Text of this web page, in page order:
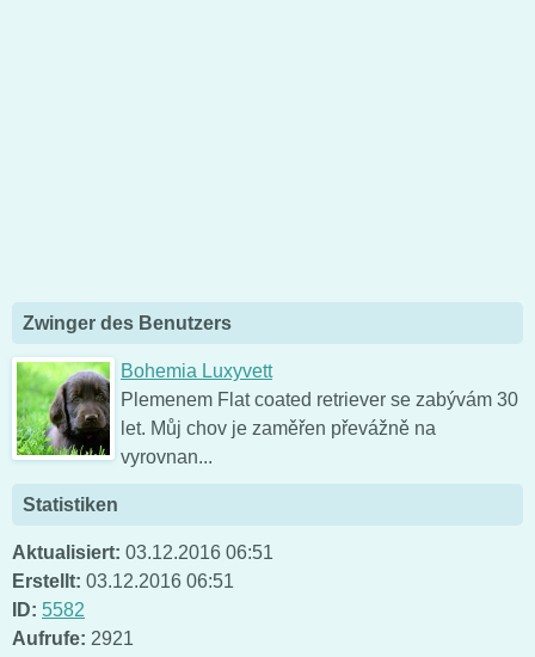
Zwinger des Benutzers
Bohemia Luxyvett
Plemenem Flat coated retriever se zabývám 30
let. Můj chov je zaměřen převážně na
vyrovnan...
Statistiken
Aktualisiert: 03.12.2016 06:51
Erstellt: 03.12.2016 06:51
ID: 5582
Aufrufe: 2921